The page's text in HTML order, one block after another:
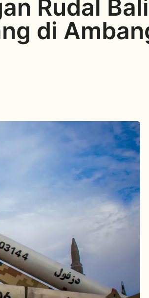
Rudal
di